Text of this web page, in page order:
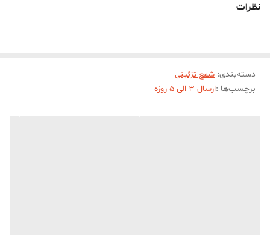
نظرات
دسته‌بندی: شمع تزئینی
برچسب‌ها :ارسال 3 الی 5 روزه